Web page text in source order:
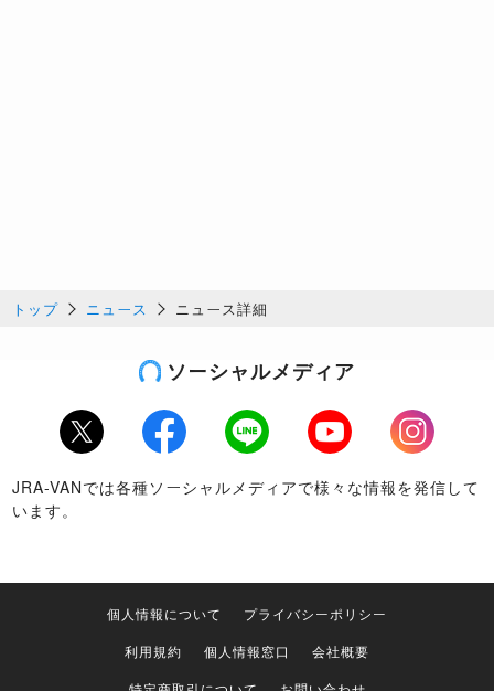
トップ ニュース ニュース詳細
ソーシャルメディア
Twitter Facebook LINE Youtube
Instagram
JRA-VANでは各種ソーシャルメディアで様々な情報を発信して
います。
個人情報について
プライバシーポリシー
利用規約
個人情報窓口
会社概要